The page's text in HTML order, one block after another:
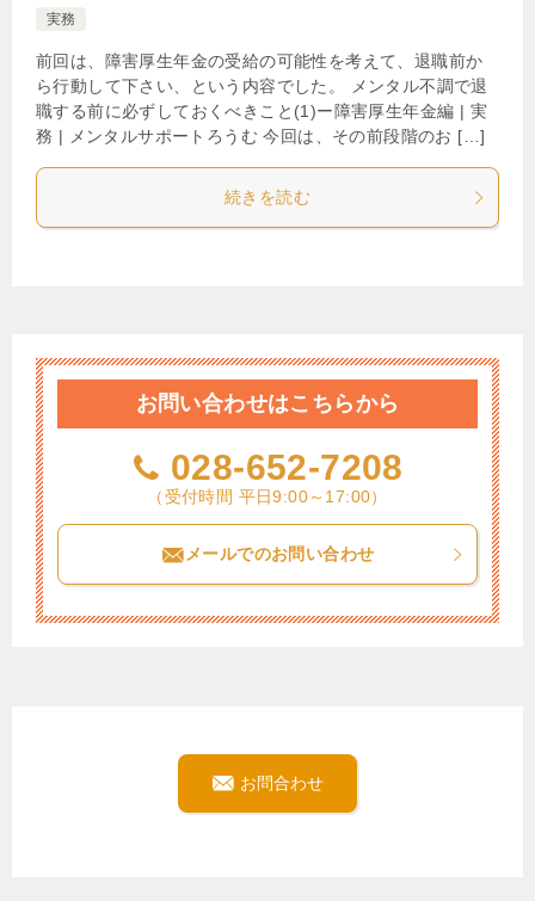
実務
前回は、障害厚生年金の受給の可能性を考えて、退職前か
ら行動して下さい、という内容でした。 メンタル不調で退
職する前に必ずしておくべきこと(1)ー障害厚生年金編 | 実
務 | メンタルサポートろうむ 今回は、その前段階のお […]
続きを読む
お問い合わせはこちらから
028-652-7208
（受付時間 平日9:00～17:00）
メールでのお問い合わせ
お問合わせ